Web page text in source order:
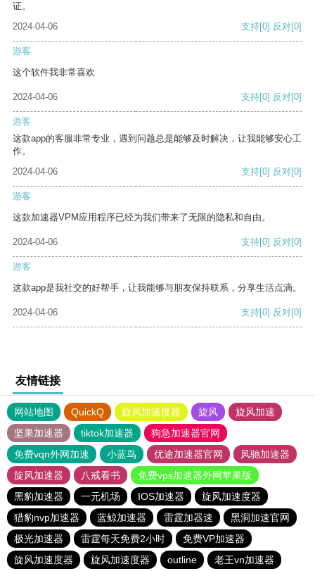
证。
2024-04-06
支持[0] 反对[0]
游客
这个软件我非常喜欢
2024-04-06 支持[0] 反对[0]
游客
这款app的客服非常专业，遇到问题总是能够及时解决，让我能够安心工
作。
2024-04-06
支持[0] 反对[0]
游客
这款加速器VPM应用程序已经为我们带来了无限的隐私和自由。
2024-04-06 支持[0] 反对[0]
游客
这款app是我社交的好帮手，让我能够与朋友保持联系，分享生活点滴。
2024-04-06 支持[0] 反对[0]
友情链接
网站地图 QuickQ 旋风加速度器 旋风
旋风加速
坚果加速器
tiktok加速器
狗急加速器官网
免费vqn外网加速
小蓝鸟 优途加速器官网
风驰加速器
旋风加速器
八戒看书
免费vps加速器外网苹果版
黑豹加速器
一元机场 IOS加速器
旋风加速度器
猎豹nvp加速器
蓝鲸加速器 雷霆加器速
黑洞加速官网
极光加速器
雷霆每天免费2小时
免费VP加速器
旋风加速度器
旋风加速度器 outline 老王vn加速器